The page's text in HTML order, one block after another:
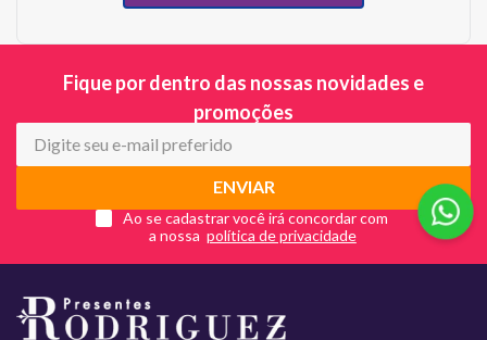
Fique por dentro das nossas novidades e
promoções
ENVIAR
Ao se cadastrar você irá concordar com
a nossa